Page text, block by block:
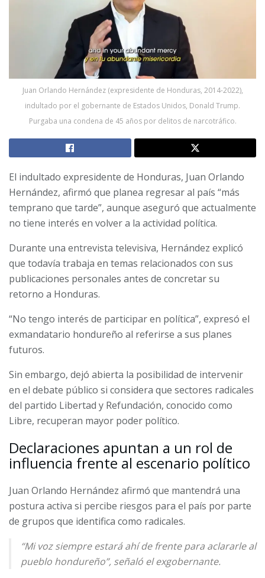
Juan Orlando Hernández (expresidente de Honduras, 2014-2022),
indultado por el gobernante de Estados Unidos, Donald Trump.
Purgaba una condena de 45 años por delitos de narcotráfico.
El indultado expresidente de Honduras, Juan Orlando
Hernández, afirmó que planea regresar al país “más
temprano que tarde”, aunque aseguró que actualmente
no tiene interés en volver a la actividad política.
Durante una entrevista televisiva, Hernández explicó
que todavía trabaja en temas relacionados con sus
publicaciones personales antes de concretar su
retorno a Honduras.
“No tengo interés de participar en política”, expresó el
exmandatario hondureño al referirse a sus planes
futuros.
Sin embargo, dejó abierta la posibilidad de intervenir
en el debate público si considera que sectores radicales
del partido Libertad y Refundación, conocido como
Libre, recuperan mayor poder político.
Declaraciones apuntan a un rol de
influencia frente al escenario político
Juan Orlando Hernández afirmó que mantendrá una
postura activa si percibe riesgos para el país por parte
de grupos que identifica como radicales.
“Mi voz siempre estará ahí de frente para aclararle al
pueblo hondureño”, señaló el exgobernante.